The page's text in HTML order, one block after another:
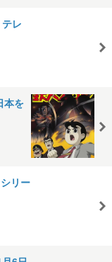
レ
本を
リー